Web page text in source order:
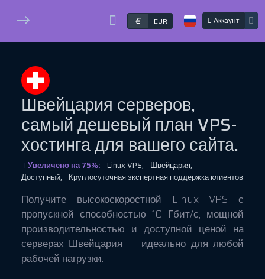
€ EUR Аккаунт
Швейцария серверов,
самый дешевый план VPS-
хостингадля вашего сайта.
Увеличено на 75%: Linux VPS,
Швейцария,
Доступный,
Круглосуточная экспертная поддержка клиентов
Получите высокоскоростной Linux VPS с
пропускной способностью 10 Гбит/с, мощной
производительностью и доступной ценой на
серверах Швейцария — идеально для любой
рабочей нагрузки.